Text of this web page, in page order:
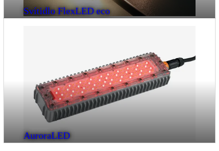
Svítidlo FlexLED eco
AuroraLED